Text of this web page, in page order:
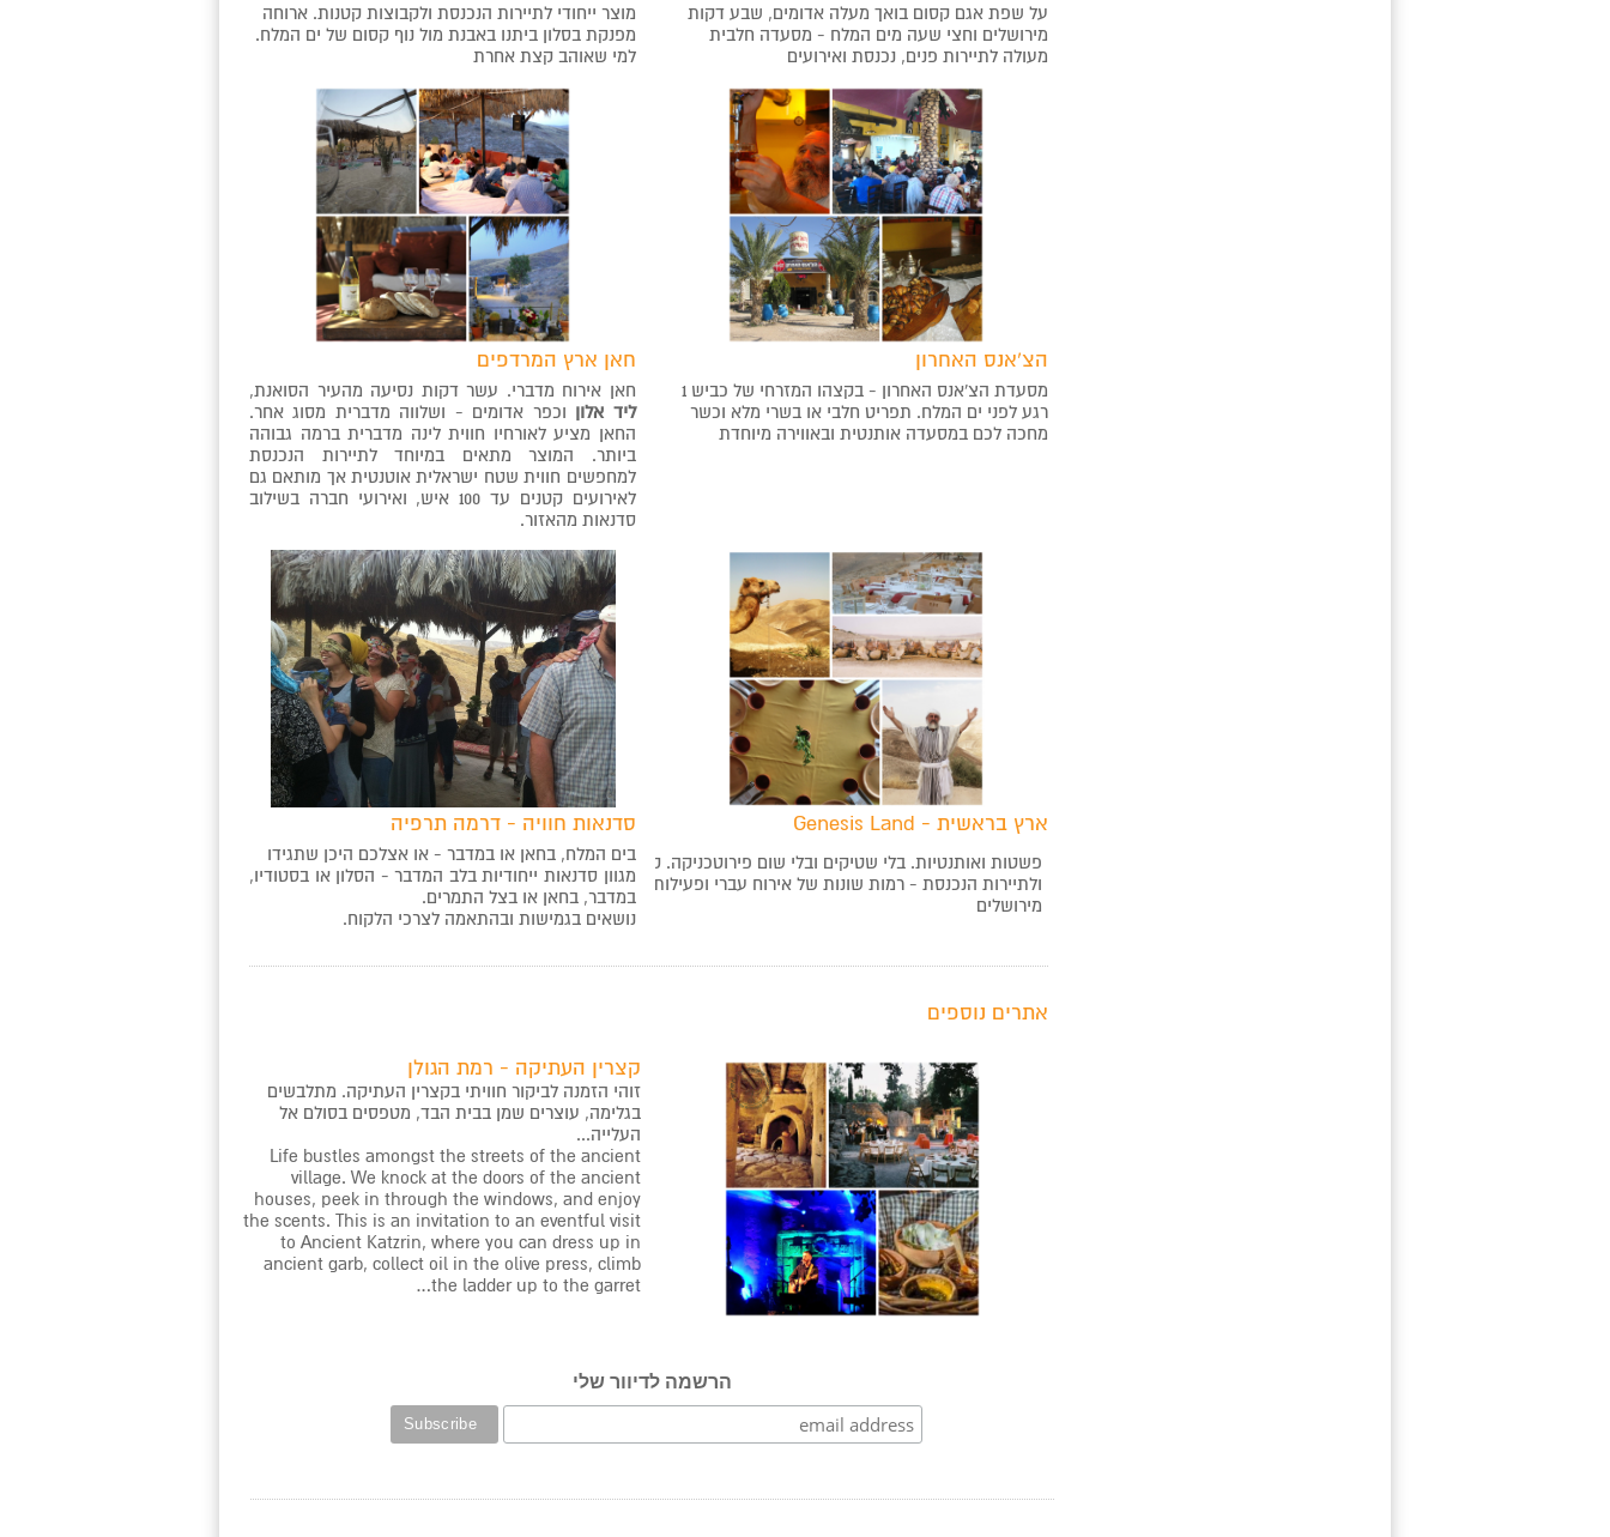
על שפת אגם קסום בואך מעלה אדומים, שבע דקות
מירושלים וחצי שעה מים המלח - מסעדה חלבית
מעולה לתיירות פנים, נכנסת ואירועים
מוצר ייחודי לתיירות הנכנסת ולקבוצות קטנות. ארוחה
מפנקת בסלון ביתנו באבנת מול נוף קסום של ים המלח.
למי שאוהב קצת אחרת
הצ‘אנס האחרון
מסעדת הצ'אנס האחרון - בקצהו המזרחי של כביש 1
רגע לפני ים המלח. תפריט חלבי או בשרי מלא וכשר
מחכה לכם במסעדה אותנטית ובאווירה מיוחדת
חאן ארץ המרדפים
חאן אירוח מדברי. עשר דקות נסיעה מהעיר הסואנת,
ליד אלון וכפר אדומים - ושלווה מדברית מסוג אחר.
החאן מציע לאורחיו חווית לינה מדברית ברמה גבוהה
ביותר. המוצר מתאים במיוחד לתיירות הנכנסת
למחפשים חווית שטח ישראלית אוטנטית אך מותאם גם
לאירועים קטנים עד 100 איש, ואירועי חברה בשילוב
סדנאות מהאזור.
ארץ בראשית - Genesis Land
פשטות ואותנטיות. בלי שטיקים ובלי שום פירוטכניקה. קפסולת זמן שתחזיר אתכם 3000 שנה לאחור. לתיירות הפנים
ולתיירות הנכנסת - רמות שונות של אירוח עברי ופעילות תנ"כית ייחודית בנופו הקסום של מדבר יהודה. רק 15 דקות
מירושלים
סדנאות חוויה - דרמה תרפיה
בים המלח, בחאן או במדבר - או אצלכם היכן שתגידו
מגוון סדנאות ייחודיות בלב המדבר - הסלון או בסטודיו,
במדבר, בחאן או בצל התמרים.
נושאים בגמישות ובהתאמה לצרכי הלקוח.
אתרים נוספים
קצרין העתיקה - רמת הגולן
זוהי הזמנה לביקור חוויתי בקצרין העתיקה. מתלבשים
בגלימה, עוצרים שמן בבית הבד, מטפסים בסולם אל
העלייה...
Life bustles amongst the streets of the ancient
village. We knock at the doors of the ancient
houses, peek in through the windows, and enjoy
the scents. This is an invitation to an eventful visit
to Ancient Katzrin, where you can dress up in
ancient garb, collect oil in the olive press, climb
the ladder up to the garret…
הרשמה לדיוור שלי